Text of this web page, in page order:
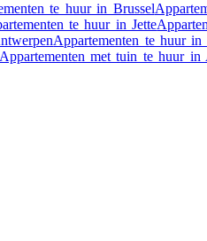
te huur in Brussel
te huur in Jette
Appartementen te huur
met tuin te huur in